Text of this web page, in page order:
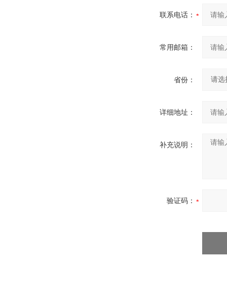
联系电话：
常用邮箱：
省份：
详细地址：
补充说明：
验证码：